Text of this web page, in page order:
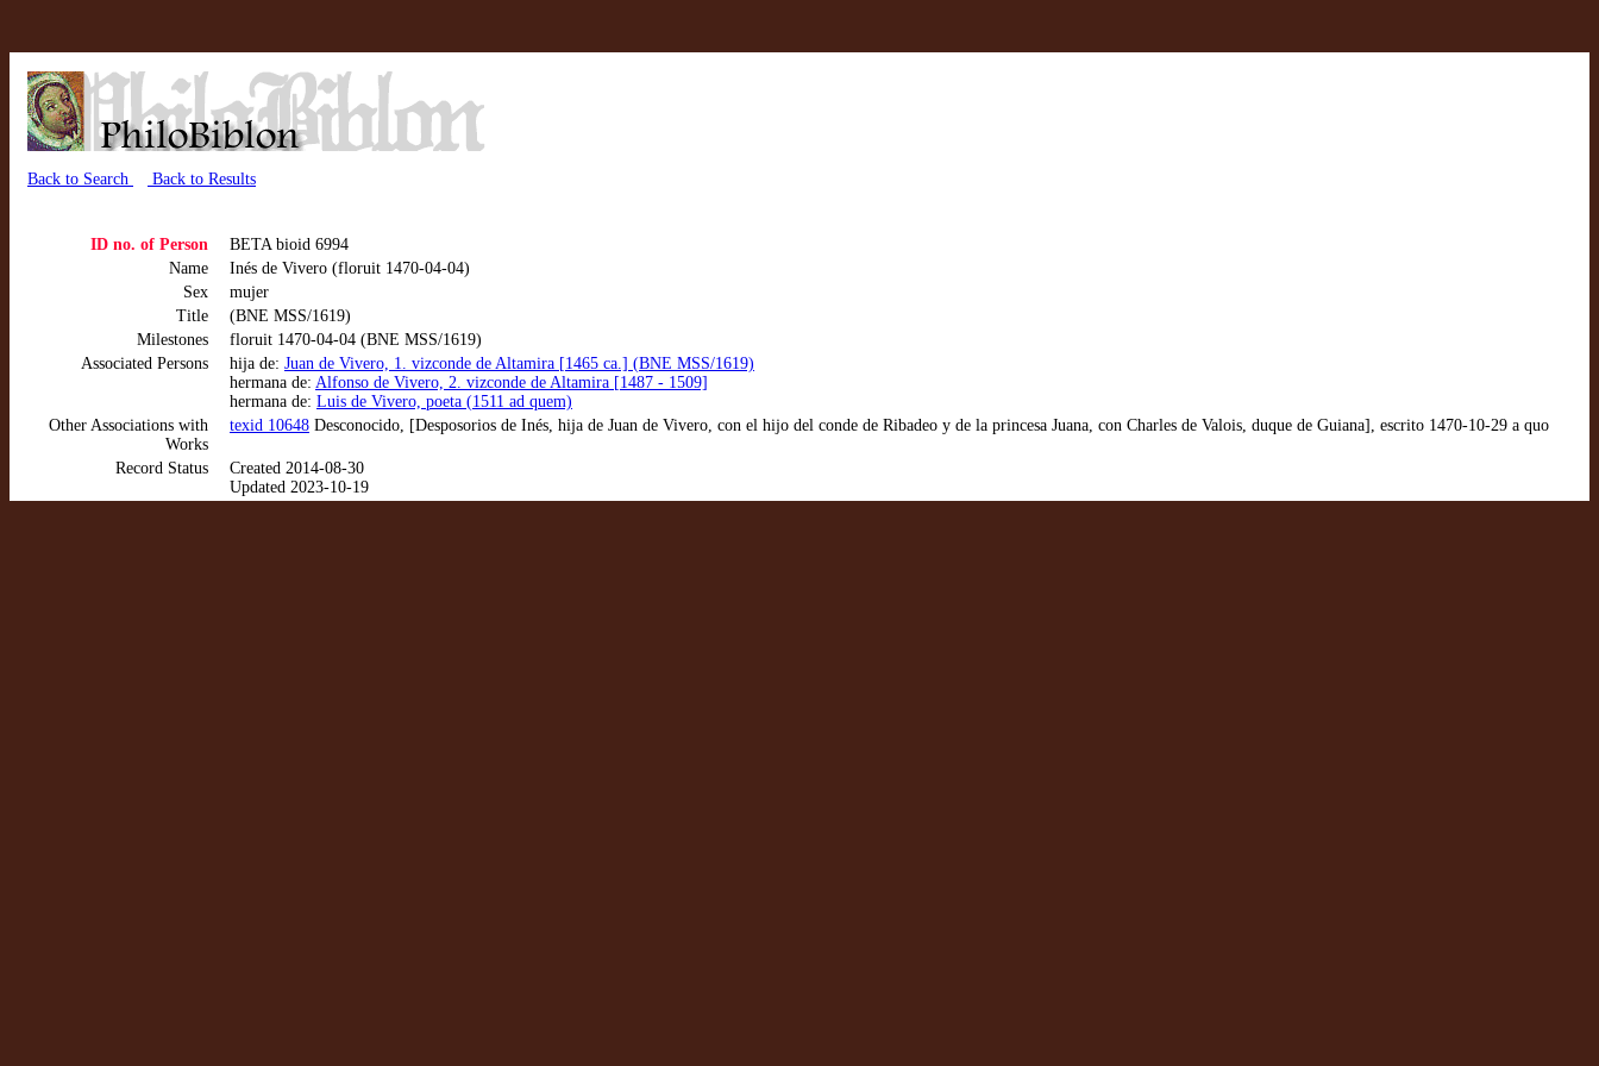
Back to Search Back to Results
ID no. of Person
BETA bioid 6994
Name
Inés de Vivero (floruit 1470-04-04)
Sex
mujer
Title
(BNE MSS/1619)
Milestones
floruit 1470-04-04 (BNE MSS/1619)
Associated Persons
hija de: Juan de Vivero, 1. vizconde de Altamira [1465 ca.] (BNE MSS/1619)
hermana de: Alfonso de Vivero, 2. vizconde de Altamira [1487 - 1509]
hermana de: Luis de Vivero, poeta (1511 ad quem)
Other Associations with
Works
texid 10648 Desconocido, [Desposorios de Inés, hija de Juan de Vivero, con el hijo del conde de Ribadeo y de la princesa Juana, con Charles de Valois, duque de Guiana], escrito 1470-10-29 a quo
Record Status
Created 2014-08-30
Updated 2023-10-19